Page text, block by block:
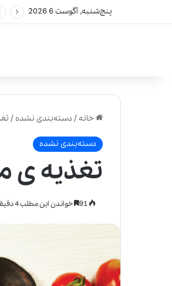
پنج‌شنبه, آگوست 6 2026
خانه/دسته‌بندی نشده/
دسته‌بندی نشده
تغذیه ی
خواندن این مطلب 4 دقیقه زمان میبرد